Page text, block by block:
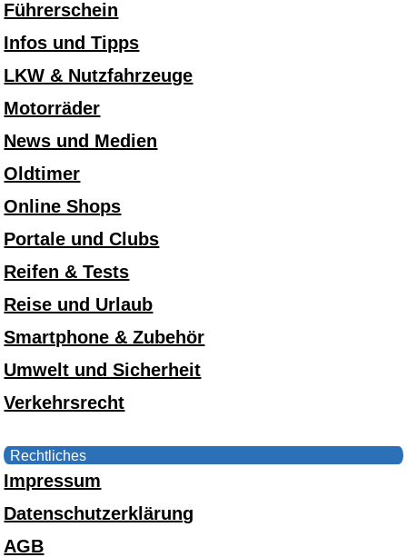
Führerschein
Infos und Tipps
LKW & Nutzfahrzeuge
Motorräder
News und Medien
Oldtimer
Online Shops
Portale und Clubs
Reifen & Tests
Reise und Urlaub
Smartphone & Zubehör
Umwelt und Sicherheit
Verkehrsrecht
Rechtliches
Impressum
Datenschutzerklärung
AGB